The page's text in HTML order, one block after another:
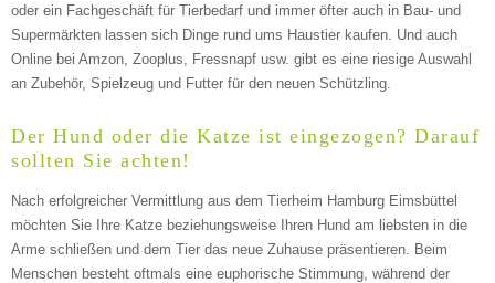
Mit Absenden der Daten akzeptiere ich die
AGB`s.
oder ein Fachgeschäft für Tierbedarf und immer öfter auch in Bau- und
Supermärkten lassen sich Dinge rund ums Haustier kaufen. Und auch
Online bei Amzon, Zooplus, Fressnapf usw. gibt es eine riesige Auswahl
an Zubehör, Spielzeug und Futter für den neuen Schützling.
Der Hund oder die Katze ist eingezogen? Darauf
sollten Sie achten!
Nach erfolgreicher Vermittlung aus dem Tierheim Hamburg Eimsbüttel
möchten Sie Ihre Katze beziehungsweise Ihren Hund am liebsten in die
Arme schließen und dem Tier das neue Zuhause präsentieren. Beim
Menschen besteht oftmals eine euphorische Stimmung, während der